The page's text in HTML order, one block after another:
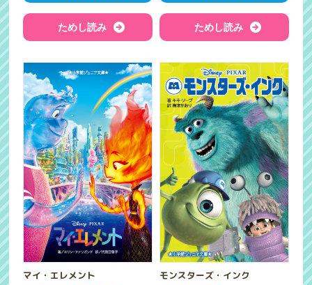
ためし読み ためし読み
マイ・エレメント モンスターズ・インク